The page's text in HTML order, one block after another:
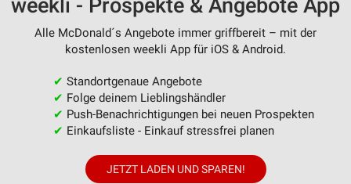
weekli - Prospekte & Angebote App
Alle McDonald´s Angebote immer griffbereit – mit der
kostenlosen weekli App für iOS & Android.
✔ Standortgenaue Angebote
✔ Folge deinem Lieblingshändler
✔ Push-Benachrichtigungen bei neuen Prospekten
✔ Einkaufsliste - Einkauf stressfrei planen
JETZT LADEN UND SPAREN!